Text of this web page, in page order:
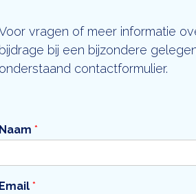
vragen of meer informatie
bijdrage bij een bijzondere
onderstaand contactformulier.
Naam*
Email*